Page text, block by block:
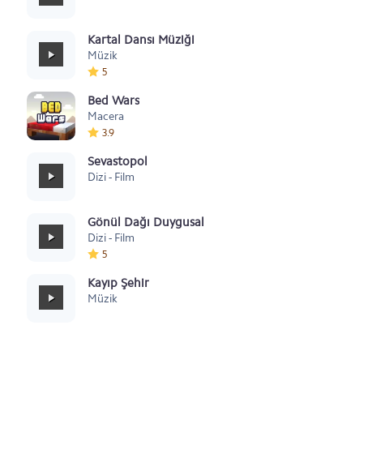
Kartal Dansı Müziği
Müzik
5
Bed Wars
Macera
3.9
Sevastopol
Dizi - Film
Gönül Dağı Duygusal
Dizi - Film
5
Kayıp Şehir
Müzik